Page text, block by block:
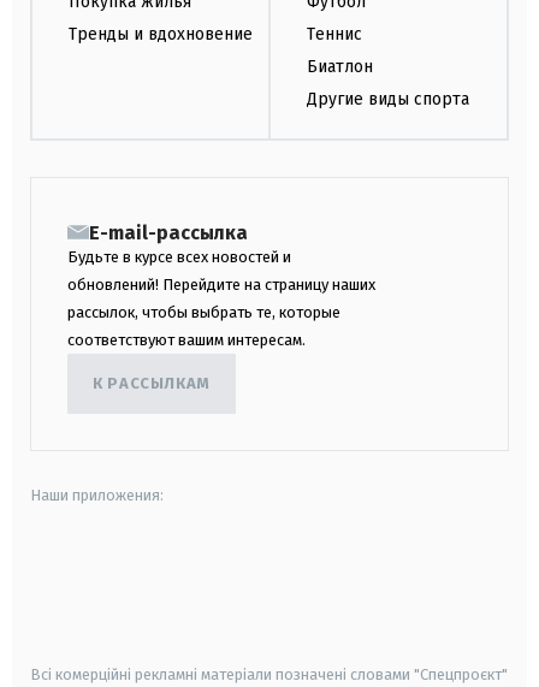
Тренды и вдохновение
Теннис
Биатлон
Другие виды спорта
E-mail-рассылка
Будьте в курсе всех новостей и
обновлений! Перейдите на страницу наших
рассылок, чтобы выбрать те, которые
соответствуют вашим интересам.
К РАССЫЛКАМ
Наши приложения:
Всі комерційні рекламні матеріали позначені словами "Спецпроєкт"